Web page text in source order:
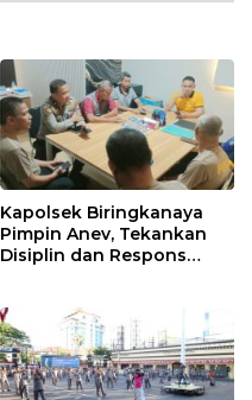
Kapolsek Biringkanaya
Pimpin Anev, Tekankan
Disiplin dan Respons